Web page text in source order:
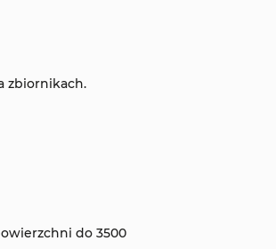
zbiornikach.
do 3500